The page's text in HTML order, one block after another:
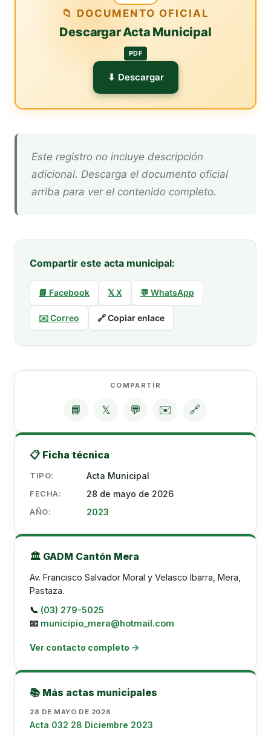
📁 DOCUMENTO OFICIAL
Descargar Acta Municipal
PDF
⬇ Descargar
Este registro no incluye descripción
adicional. Descarga el documento oficial
arriba para ver el contenido completo.
Compartir este acta municipal:
📘 Facebook 𝕏 X 💬 WhatsApp
✉️ Correo 🔗 Copiar enlace
COMPARTIR
📘 𝕏 💬 ✉️ 🔗
📋 Ficha técnica
TIPO: Acta Municipal
FECHA: 28 de mayo de 2026
AÑO: 2023
🏛️ GADM Cantón Mera
Av. Francisco Salvador Moral y Velasco Ibarra, Mera,
Pastaza.
📞 (03) 279-5025
📧 municipio_mera@hotmail.com
Ver contacto completo →
📚 Más actas municipales
28 DE MAYO DE 2026
Acta 032 28 Diciembre 2023